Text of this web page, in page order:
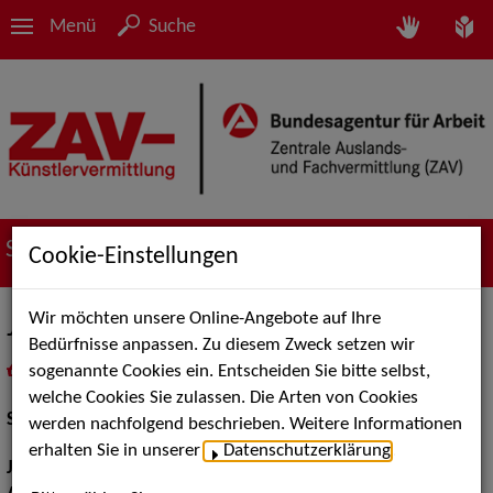
Menü Suche
Suche nach Künstler*innen
Johannes Krimmel
als PDF speichern
inMeine Merklistelegen
Schauspiel:Bühne
Jahrgang:
Cookie-Einstellungen
Wir möchten unsere Online-Angebote auf Ihre
Bedürfnisse anpassen. Zu diesem Zweck setzen wir
sogenannte Cookies ein. Entscheiden Sie bitte selbst,
welche Cookies Sie zulassen. Die Arten von Cookies
werden nachfolgend beschrieben. Weitere Informationen
erhalten Sie in unserer
Datenschutzerklärung